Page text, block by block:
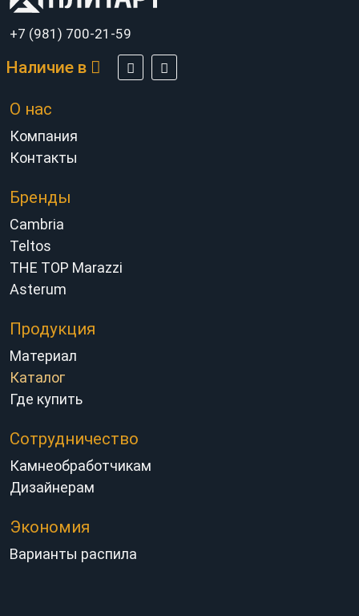
+7 (981) 700-21-59
Наличие в
О нас
Компания
Контакты
Бренды
Cambria
Teltos
THE TOP Marazzi
Asterum
Продукция
Материал
Каталог
Где купить
Сотрудничество
Камнеобработчикам
Дизайнерам
Экономия
Варианты распила